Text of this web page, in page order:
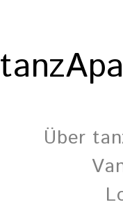
Über